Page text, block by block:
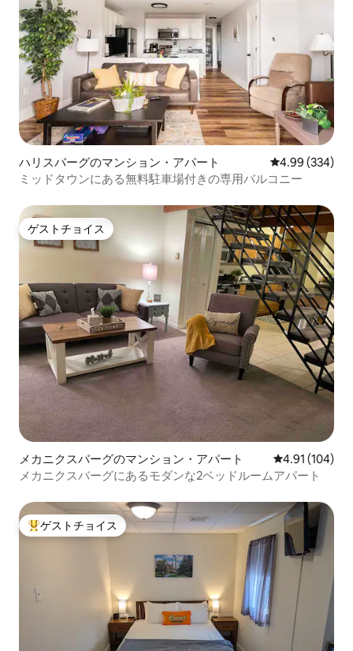
ハリスバーグのマンション・アパート レビュー334
4.99 (334)
ミッドタウンにある無料駐車場付きの専用バルコニー
ゲストチョイス
ゲストチョイス
メカニクスバーグのマンション・アパート レビュー104
4.91 (104)
メカニクスバーグにあるモダンな2ベッドルームアパート
大好評のゲストチョイスです。
ゲストチョイス